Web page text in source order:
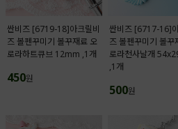
싼비즈 [6719-18]아크릴비
즈 볼펜꾸미기 볼꾸재료 오
로라하트큐브 12mm ,1개
450원
싼비즈 [6717-16]
즈 볼펜꾸미기 볼꾸
로라천사날개
,1개
500원